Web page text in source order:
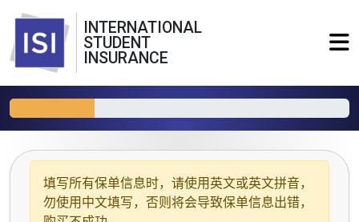
INTERNATIONAL
STUDENT
INSURANCE
填写所有保单信息时，请使用 英文或英文拼音，
勿使用中文填写，否则将会导致保单信息出错，